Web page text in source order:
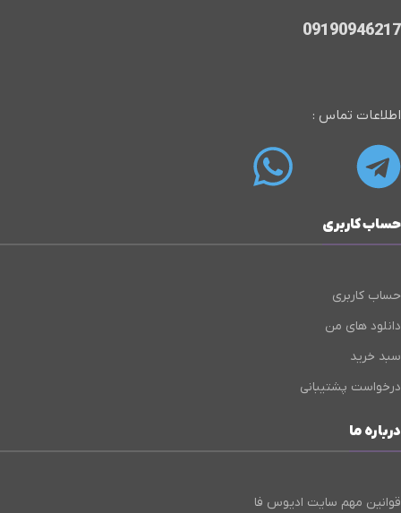
09190946217
اطلاعات تماس :
حساب کاربری
حساب کاربری
دانلود های من
سبد خرید
درخواست پشتیبانی
درباره ما
قوانین مهم سایت ادیوس فا